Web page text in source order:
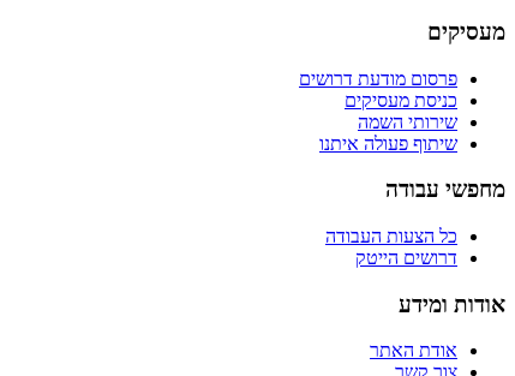
מעסיקים
פרסום מודעת דרושים
כניסת מעסיקים
שירותי השמה
שיתוף פעולה איתנו
מחפשי עבודה
כל הצעות העבודה
דרושים הייטק
אודות ומידע
אודת האתר